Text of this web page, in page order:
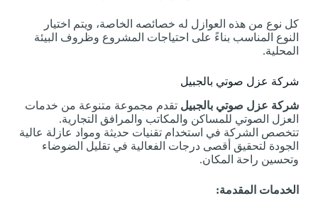
كل نوع من هذه العوازل له خصائصه الخاصة، ويتم اختيار
النوع المناسب بناءً على احتياجات المشروع وظروف البيئة
المحلية.
شركة عزل صوتي بالجبيل
شركة عزل صوتي بالجبيل تقدم مجموعة متنوعة من خدمات
العزل الصوتي للمساكن والمكاتب والمرافق التجارية.
تتخصص الشركة في استخدام تقنيات حديثة ومواد عازلة عالية
الجودة لتحقيق أقصى درجات الفعالية في تقليل الضوضاء
وتحسين راحة المكان.
الخدمات المقدمة: